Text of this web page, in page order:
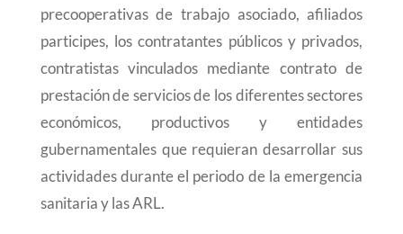
precooperativas de trabajo asociado, afiliados
participes, los contratantes públicos y privados,
contratistas vinculados mediante contrato de
prestación de servicios de los diferentes sectores
económicos, productivos y entidades
gubernamentales que requieran desarrollar sus
actividades durante el periodo de la emergencia
sanitaria y las ARL.